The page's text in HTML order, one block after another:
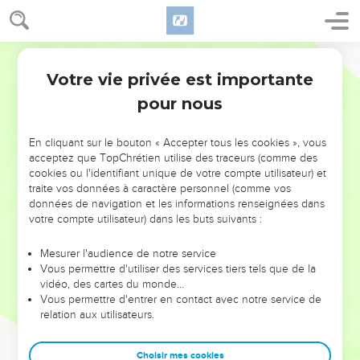
NE MANQUEZ PAS L’ÉVÉNEMENT
DE L’ANNÉE !
ET SI LEURS ERREURS POUVAIENT VOUS ÉVITER LES
VOTRES ?
leur foi ou leur vision. Mais on voit moins les doutes, les erreurs
et les saisons difficiles qu'ils ont traversés, alors même que ce
sont elles qui les ont façonnés.
Dans cette conférence, leaders, entrepreneurs, et responsables
clés pour avancer avec plus de sagesse afin que leurs erreurs
Votre vie privée est importante
pour nous
En cliquant sur le bouton « Accepter tous les cookies », vous
acceptez que TopChrétien utilise des traceurs (comme des
cookies ou l'identifiant unique de votre compte utilisateur) et
traite vos données à caractère personnel (comme vos
données de navigation et les informations renseignées dans
votre compte utilisateur) dans les buts suivants :
Mesurer l'audience de notre service
Vous permettre d'utiliser des services tiers tels que de la
vidéo, des cartes du monde…
Vous permettre d'entrer en contact avec notre service de
relation aux utilisateurs.
Choisir mes cookies